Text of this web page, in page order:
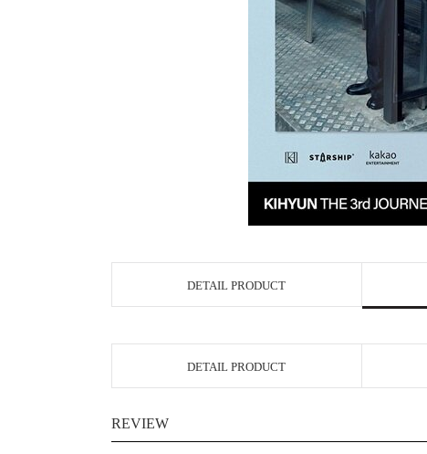
DETAIL PRODUCT
DETAIL PRODUCT
REVIEW